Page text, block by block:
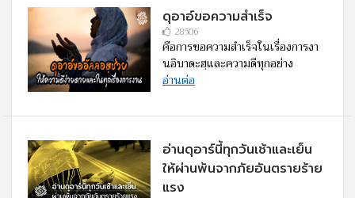
ดุอาอ์ขอความสำเร็จ
28506
คือการขอความสำเร็จในเรื่องการงา
นอิบาดะฮฺและความดีทุกอย่าง
อ่านต่อ
อ่านดุอาร์นี้ทุกวันเช้าและเย็น
ให้ผ่านพ้นจากภัยอันตรายร้าย
แรง